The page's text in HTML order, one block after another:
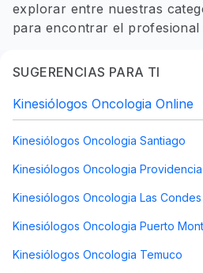
explorar entre nuestras
para encontrar el profesional
SUGERENCIAS PARA TI
Kinesiólogos Oncologia Online
Kinesiólogos Oncologia Santiago
Kinesiólogos Oncologia Providencia
Kinesiólogos Oncologia Las Condes
Kinesiólogos Oncologia Puerto
Kinesiólogos Oncologia Temuco